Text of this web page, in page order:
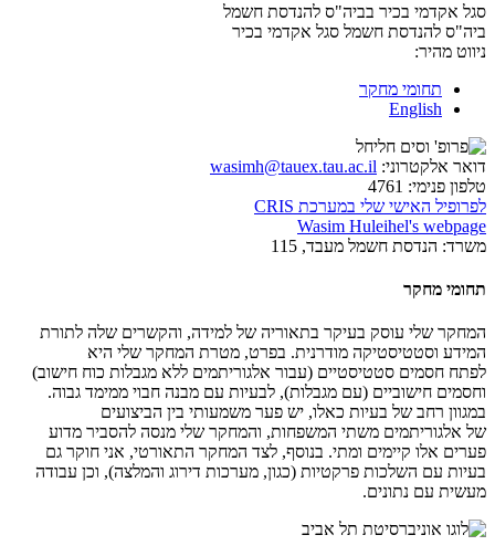
סגל אקדמי בכיר בביה"ס להנדסת חשמל
ביה"ס להנדסת חשמל סגל אקדמי בכיר
ניווט מהיר:
תחומי מחקר
English
דואר אלקטרוני: wasimh@tauex.tau.ac.il
טלפון פנימי:
לפרופיל האישי שלי במערכת CRIS
Wasim Huleihel's webpage
משרד: הנדסת חשמל מעבד, 115
תחומי מחקר
המחקר שלי עוסק בעיקר בתאוריה של למידה, והקשרים שלה לתורת
המידע וסטטיסטיקה מודרנית. בפרט, מטרת המחקר שלי היא
לפתח חסמים סטטיסטיים (עבור אלגוריתמים ללא מגבלות כוח חישוב)
וחסמים חישוביים (עם מגבלות), לבעיות עם מבנה חבוי ממימד גבוה.
במגוון רחב של בעיות כאלו, יש פער משמעותי בין הביצועים
של אלגוריתמים משתי המשפחות, והמחקר שלי מנסה להסביר מדוע
פערים אלו קיימים ומתי. בנוסף, לצד המחקר התאורטי, אני חוקר גם
בעיות עם השלכות פרקטיות (כגון, מערכות דירוג והמלצה), וכן עבודה
מעשית עם נתונים.